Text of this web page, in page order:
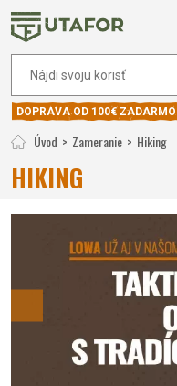
DOPRAVA OD 100€ ZADARMO
Úvod Zameranie Hiking
HIKING